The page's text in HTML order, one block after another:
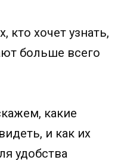
кто хочет узнать,
больше всего
какие
и как их
удобства